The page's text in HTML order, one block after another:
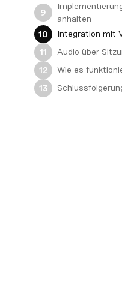
9
anhalten
10
Integration mit
11
Audio über
12
Wie es
13